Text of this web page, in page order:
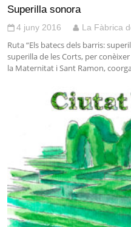
Superilla sonora
4 juny 2016 La Fàbrica
Ruta “Els batecs dels barris:
superilla de les Corts, per
la Maternitat i Sant Ramon,